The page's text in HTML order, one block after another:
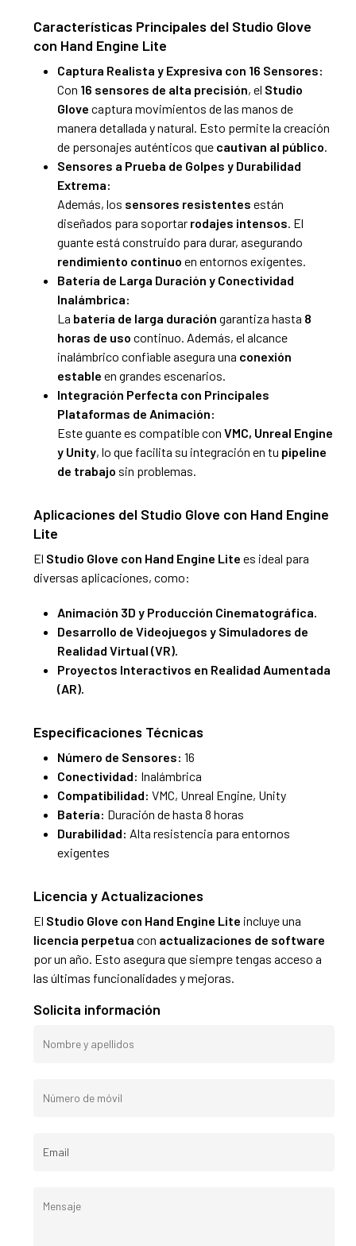
Características Principales del Studio Glove
con Hand Engine Lite
Captura Realista y Expresiva con 16 Sensores:
Con 16 sensores de alta precisión, el Studio
Glove captura movimientos de las manos de
manera detallada y natural. Esto permite la creación
de personajes auténticos que cautivan al público.
Sensores a Prueba de Golpes y Durabilidad
Extrema:
Además, los sensores resistentes están
diseñados para soportar rodajes intensos. El
guante está construido para durar, asegurando
rendimiento continuo en entornos exigentes.
Batería de Larga Duración y Conectividad
Inalámbrica:
La batería de larga duración garantiza hasta 8
horas de uso continuo. Además, el alcance
inalámbrico confiable asegura una conexión
estable en grandes escenarios.
Integración Perfecta con Principales
Plataformas de Animación:
Este guante es compatible con VMC, Unreal Engine
y Unity, lo que facilita su integración en tu pipeline
de trabajo sin problemas.
Aplicaciones del Studio Glove con Hand Engine
Lite
El Studio Glove con Hand Engine Lite es ideal para
diversas aplicaciones, como:
Animación 3D y Producción Cinematográfica.
Desarrollo de Videojuegos y Simuladores de
Realidad Virtual (VR).
Proyectos Interactivos en Realidad Aumentada
(AR).
Especificaciones Técnicas
Número de Sensores: 16
Conectividad: Inalámbrica
Compatibilidad: VMC, Unreal Engine, Unity
Batería: Duración de hasta 8 horas
Durabilidad: Alta resistencia para entornos
exigentes
Licencia y Actualizaciones
El Studio Glove con Hand Engine Lite incluye una
licencia perpetua con actualizaciones de software
por un año. Esto asegura que siempre tengas acceso a
las últimas funcionalidades y mejoras.
Solicita información